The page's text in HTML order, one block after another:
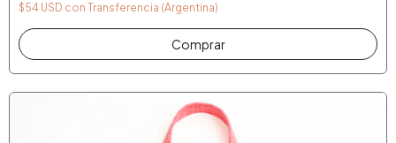
$54 USD con Transferencia (Argentina)